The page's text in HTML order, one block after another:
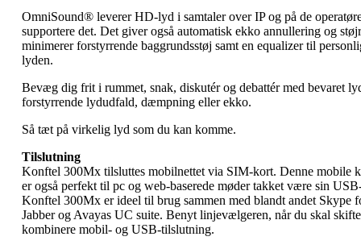
OmniSound® leverer HD-lyd i samtaler over IP og på de
supportere det. Det giver også automatisk ekko annullering og
minimerer forstyrrende baggrundsstøj samt en equalizer til
lyden.
Bevæg dig frit i rummet, snak, diskutér og debattér med bevaret
forstyrrende lydudfald, dæmpning eller ekko.
Så tæt på virkelig lyd som du kan komme.
Tilslutning
Konftel 300Mx tilsluttes mobilnettet via SIM-kort. Denne mobile
er også perfekt til pc og web-baserede møder takket være sin
Konftel 300Mx er ideel til brug sammen med blandt andet Skype
Jabber og Avayas UC suite. Benyt linjevælgeren, når du skal
kombinere mobil- og USB-tilslutning.